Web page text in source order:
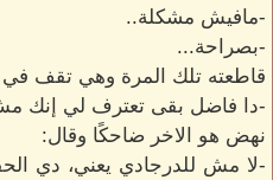
-مافيش مشكلة..
-بصراحة...
قاطعته تلك المرة وهي تقف في
-دا فاضل بقى تعترف لي إنك
نهض هو الاخر ضاحكًا وقال:
-لا مش للدرجادي يعني، دي